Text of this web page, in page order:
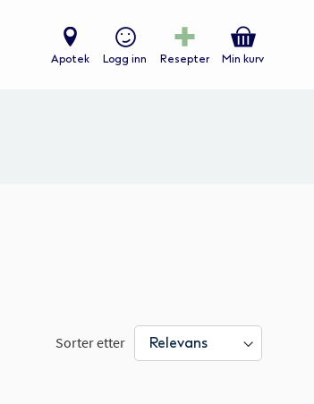
Apotek Logg inn Resepter Min kurv
Sorter etter